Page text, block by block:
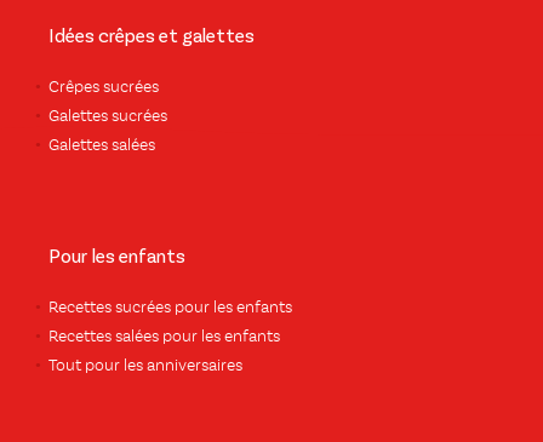
Idées crêpes et galettes
Crêpes sucrées
Galettes sucrées
Galettes salées
Pour les enfants
Recettes sucrées pour les enfants
Recettes salées pour les enfants
Tout pour les anniversaires